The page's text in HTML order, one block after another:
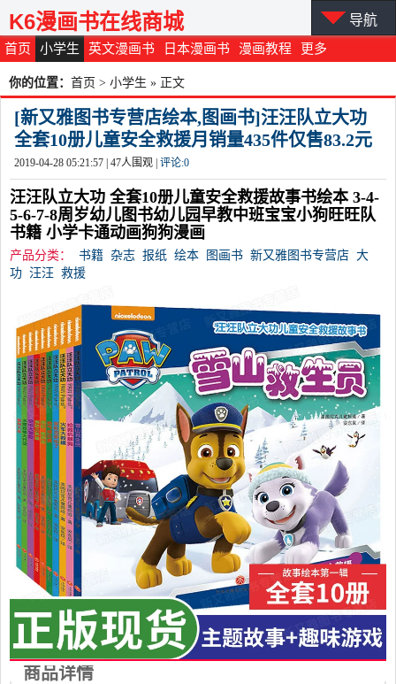
首页 小学生 英文漫画书 日本漫画书 漫画教程 更多
K6漫画书在线商城 导航
你的位置： 首页 > 小学生 » 正文
[新又雅图书专营店绘本,图画书]汪汪队立大功
全套10册儿童安全救援月销量435件仅售83.2元
2019-04-28 05:21:57 | 47人围观 | 评论:0
汪汪队立大功 全套10册儿童安全救援故事书绘本 3-4-
5-6-7-8周岁幼儿图书幼儿园早教中班宝宝小狗旺旺队
书籍 小学卡通动画狗狗漫画
产品分类： 书籍 杂志 报纸 绘本 图画书 新又雅图书专营店 大
功 汪汪 救援
商品详情